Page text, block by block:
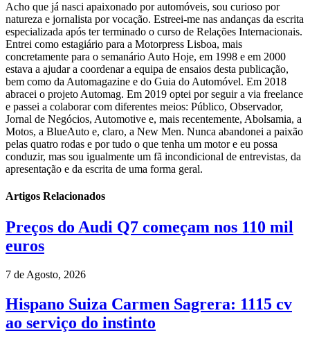
Acho que já nasci apaixonado por automóveis, sou curioso por
natureza e jornalista por vocação. Estreei-me nas andanças da escrita
especializada após ter terminado o curso de Relações Internacionais.
Entrei como estagiário para a Motorpress Lisboa, mais
concretamente para o semanário Auto Hoje, em 1998 e em 2000
estava a ajudar a coordenar a equipa de ensaios desta publicação,
bem como da Automagazine e do Guia do Automóvel. Em 2018
abracei o projeto Automag. Em 2019 optei por seguir a via freelance
e passei a colaborar com diferentes meios: Público, Observador,
Jornal de Negócios, Automotive e, mais recentemente, Abolsamia, a
Motos, a BlueAuto e, claro, a New Men. Nunca abandonei a paixão
pelas quatro rodas e por tudo o que tenha um motor e eu possa
conduzir, mas sou igualmente um fã incondicional de entrevistas, da
apresentação e da escrita de uma forma geral.
Artigos Relacionados
Preços do Audi Q7 começam nos 110 mil
euros
7 de Agosto, 2026
Hispano Suiza Carmen Sagrera: 1115 cv
ao serviço do instinto